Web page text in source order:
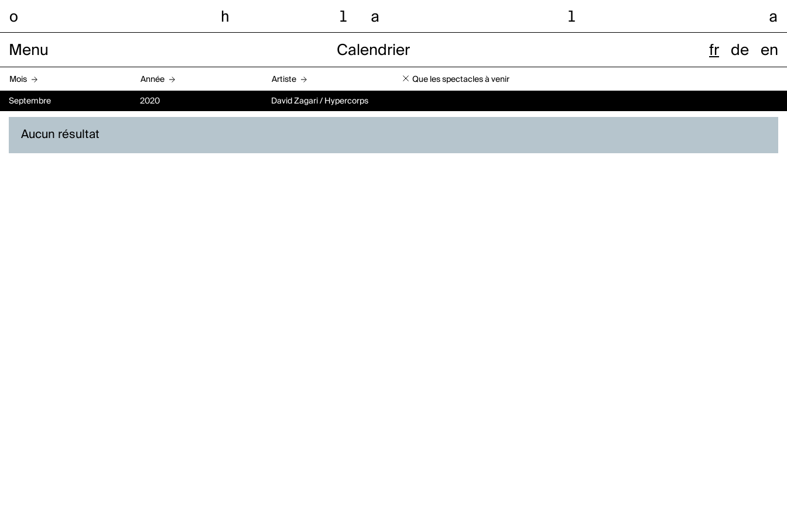
o h l a l a
Menu Calendrier fr de en
Mois Année Artiste Que les spectacles à venir
Septembre 2020 David Zagari / Hypercorps
Aucun résultat